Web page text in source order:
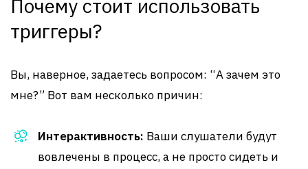
Почему стоит использовать
триггеры?
Вы, наверное, задаетесь вопросом: “А зачем это
мне?” Вот вам несколько причин:
Интерактивность: Ваши слушатели будут
вовлечены в процесс, а не просто сидеть и